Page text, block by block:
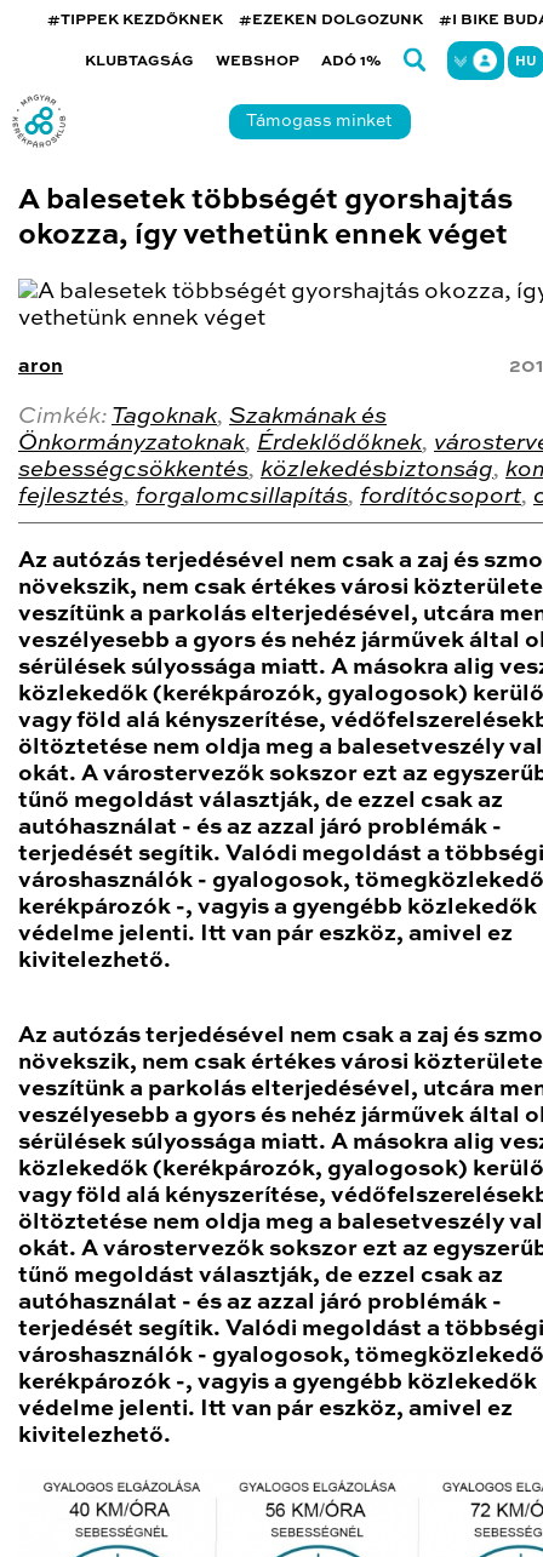
#TIPPEK KEZDŐKNEK #EZEKEN DOLGOZUNK #I BIKE
KLUBTAGSÁG WEBSHOP ADÓ 1% HU
Támogass minket
A balesetek többségét gyorshajtás
okozza, így vethetünk ennek véget
aron
Cimkék: Tagoknak, Szakmának és
Önkormányzatoknak, Érdeklődőknek,
sebességcsökkentés, közlekedésbiztonság,
fejlesztés, forgalomcsillapítás, fordítócsoport,
Az autózás terjedésével nem csak a zaj és
növekszik, nem csak értékes városi
veszítünk a parkolás elterjedésével, utcára
veszélyesebb a gyors és nehéz járművek által
sérülések súlyossága miatt. A másokra alig
közlekedők (kerékpározók, gyalogosok)
vagy föld alá kényszerítése,
öltöztetése nem oldja meg a balesetveszély
okát. A várostervezők sokszor ezt az
tűnő megoldást választják, de ezzel csak az
autóhasználat - és az azzal járó problémák -
terjedését segítik. Valódi megoldást a többségi
városhasználók - gyalogosok,
kerékpározók -, vagyis a gyengébb közlekedők
védelme jelenti. Itt van pár eszköz, amivel ez
kivitelezhető.
Az autózás terjedésével nem csak a zaj és
növekszik, nem csak értékes városi
veszítünk a parkolás elterjedésével, utcára
veszélyesebb a gyors és nehéz járművek által
sérülések súlyossága miatt. A másokra alig
közlekedők (kerékpározók, gyalogosok)
vagy föld alá kényszerítése,
öltöztetése nem oldja meg a balesetveszély
okát. A várostervezők sokszor ezt az
tűnő megoldást választják, de ezzel csak az
autóhasználat - és az azzal járó problémák -
terjedését segítik. Valódi megoldást a többségi
városhasználók - gyalogosok,
kerékpározók -, vagyis a gyengébb közlekedők
védelme jelenti. Itt van pár eszköz, amivel ez
kivitelezhető.